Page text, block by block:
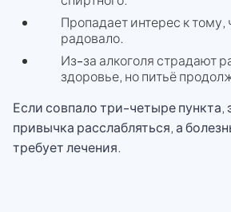
Пропадает интерес к тому,
радовало.
Из-за алкоголя страдают
здоровье, но питьё
Если совпало три-четыре пункта,
привычка расслабляться, а
требует лечения.